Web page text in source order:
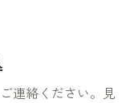
連絡ください。見